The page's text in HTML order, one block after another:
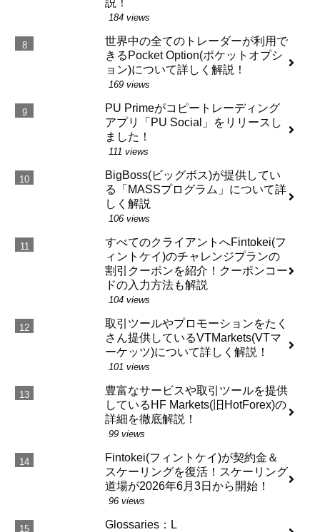
説！
184 views
世界中の全てのトレーダーが利用で
きるPocket Option(ポケットオプシ
ョン)について詳しく解説！
169 views
PU Primeがコピートレーディング
アプリ「PU Social」をリリースし
ました！
111 views
BigBoss(ビッグボス)が提供してい
る「MASSプログラム」について詳
しく解説
106 views
すべてのクライアントへFintokei(フ
ィントケイ)のチャレンジプランの
割引クーポンを紹介！クーポンコー
ドの入力方法も解説
104 views
取引ツールやプロモーションをたく
さん提供しているVTMarkets(VTマ
ーケッツ)について詳しく解説！
101 views
豊富なサービスや取引ツールを提供
しているHF Markets(旧HotForex)の
詳細を徹底解説！
99 views
Fintokei(フィントケイ)が契約金＆
スケーリングを復活！スケーリング
道場が2026年6月3日から開始！
96 views
Glossaries：L